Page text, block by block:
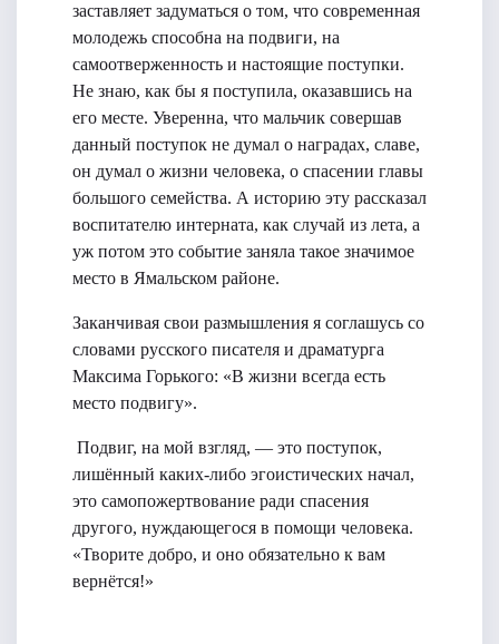
заставляет задуматься о том, что современная
молодежь способна на подвиги, на
самоотверженность и настоящие поступки.
Не знаю, как бы я поступила, оказавшись на
его месте. Уверенна, что мальчик совершав
данный поступок не думал о наградах, славе,
он думал о жизни человека, о спасении главы
большого семейства. А историю эту рассказал
воспитателю интерната, как случай из лета, а
уж потом это событие заняла такое значимое
место в Ямальском районе.
Заканчивая​ свои размышления​ я соглашусь со​
словами русского писателя​ и драматурга
Максима Горького: «В жизни всегда есть
место подвигу».
​ Подвиг, на мой взгляд, — это поступок,
лишённый каких-либо эгоистических начал,
это самопожертвование ради спасения
другого, нуждающегося в помощи человека.
«Творите добро, и оно обязательно к вам
вернётся!»